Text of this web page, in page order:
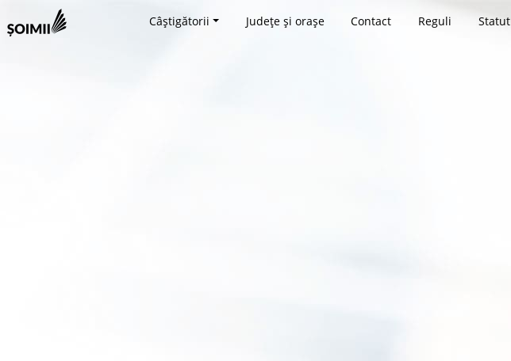
Câștigătorii Județe și orașe Contact Reguli Statut